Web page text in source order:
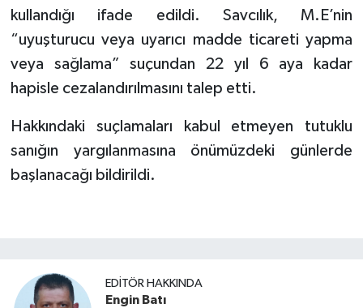
kullandığı ifade edildi. Savcılık, M.E’nin
“uyuşturucu veya uyarıcı madde ticareti yapma
veya sağlama” suçundan 22 yıl 6 aya kadar
hapisle cezalandırılmasını talep etti.
Hakkındaki suçlamaları kabul etmeyen tutuklu
sanığın yargılanmasına önümüzdeki günlerde
başlanacağı bildirildi.
EDITÖR HAKKINDA
Engin Batı